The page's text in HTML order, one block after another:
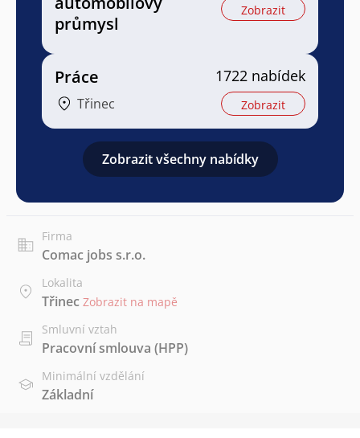
průmysl
Zobrazit
Práce
Třinec
1722 nabídek
Zobrazit
Zobrazit všechny nabídky
Firma
Comac jobs s.r.o.
Lokalita
Třinec Zobrazit na mapě
Smluvní vztah
Pracovní smlouva (HPP)
Minimální vzdělání
Základní